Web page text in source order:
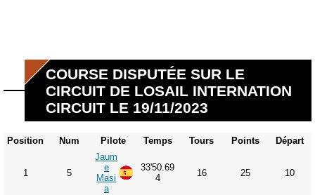
COURSE DISPUTÉE SUR LE
CIRCUIT DE LOSAIL INTERNATION
CIRCUIT LE 19/11/2023
Position Num Pilote Temps Tours Points Départ
1 5
Jaum
e
Masi
a
33'50.69
4
16 25 10